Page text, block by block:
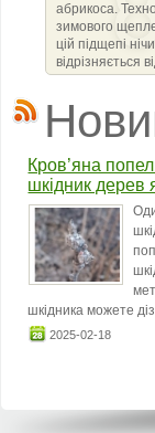
абрикоса.
зимового
цій підщепі
відрізняється
Кров’яна
шкідник дерев
шкідника можете
2025-02-18